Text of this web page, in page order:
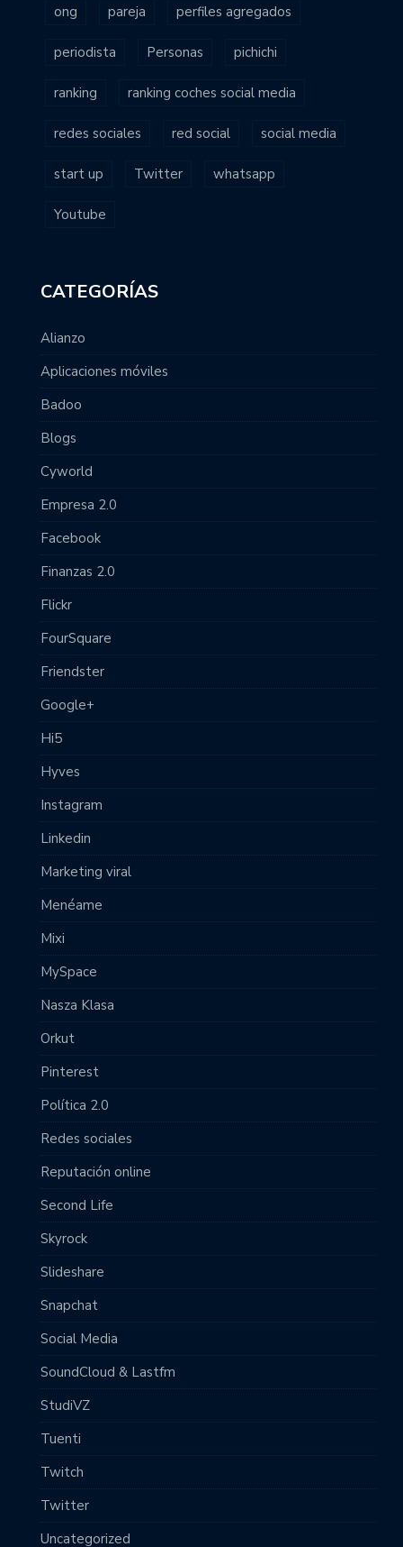
ong pareja perfiles agregados
periodista Personas pichichi
ranking ranking coches social media
redes sociales red social social media
start up Twitter whatsapp
Youtube
CATEGORÍAS
Alianzo
Aplicaciones móviles
Badoo
Blogs
Cyworld
Empresa 2.0
Facebook
Finanzas 2.0
Flickr
FourSquare
Friendster
Google+
Hi5
Hyves
Instagram
Linkedin
Marketing viral
Menéame
Mixi
MySpace
Nasza Klasa
Orkut
Pinterest
Política 2.0
Redes sociales
Reputación online
Second Life
Skyrock
Slideshare
Snapchat
Social Media
SoundCloud & Lastfm
StudiVZ
Tuenti
Twitch
Twitter
Uncategorized